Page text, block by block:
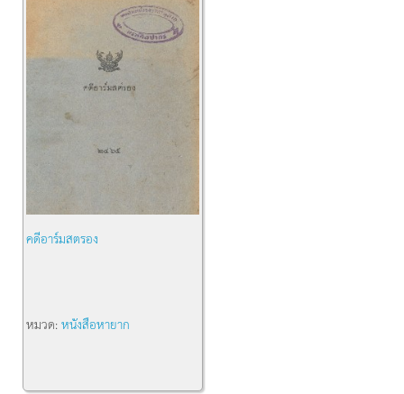
คดีอาร์มสตรอง
หมวด:หนังสือหายาก